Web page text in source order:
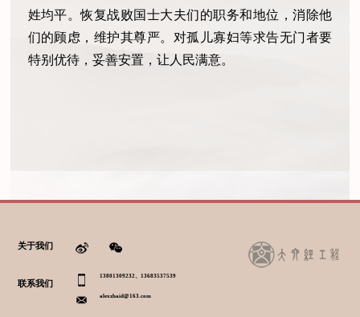
姓均平。恢复战败国士大夫们的职务和地位，消除他
们的顾虑，维护其尊严。对孤儿寡妇等求告无门者要
特别优待，妥善安置，让人民满意。
关于我们
联系我们
13801309232、13683537539
alexzhaid@163.com